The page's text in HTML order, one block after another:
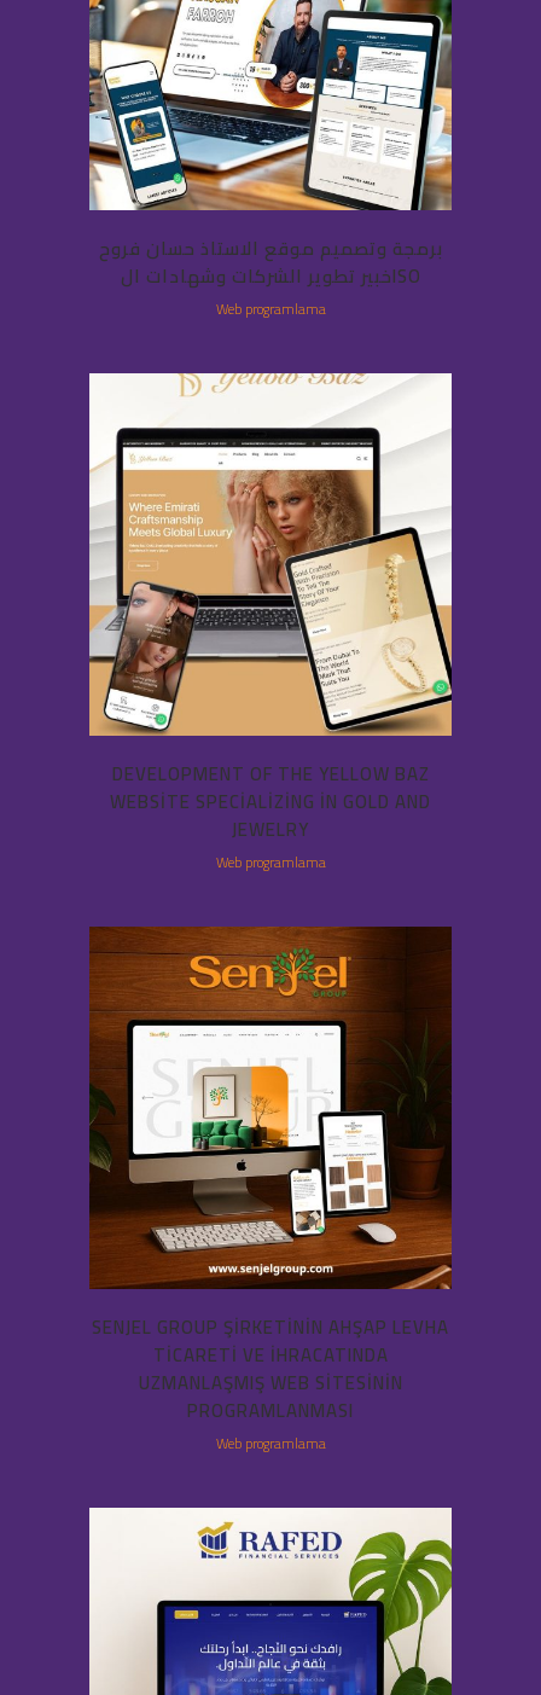
برمجة وتصميم موقع الاستاذ حسان فروح
خبير تطوير الشركات وشهادات الISO
Web programlama
DEVELOPMENT OF THE YELLOW BAZ
WEBSITE SPECIALIZING IN GOLD AND
JEWELRY
Web programlama
SENJEL GROUP ŞIRKETININ AHŞAP LEVHA
TICARETI VE IHRACATINDA
UZMANLAŞMIŞ WEB SITESININ
PROGRAMLANMASI
Web programlama